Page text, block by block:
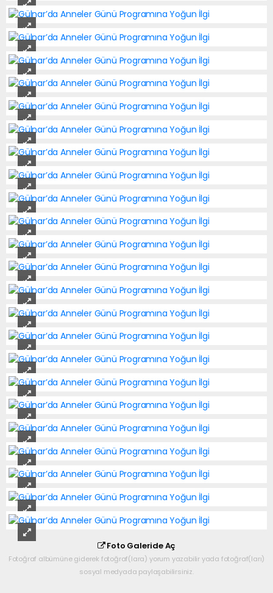
Foto Galeride Aç
Fotoğraf albümüne giderek fotoğraf(lara) yorum yazabilir yada fotoğraf(ları)
sosyal medyada paylaşabilirsiniz.